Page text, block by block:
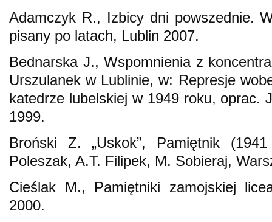
Adamczyk R., Izbicy dni powszednie.
pisany po latach, Lublin 2007.
Bednarska J., Wspomnienia z
Urszulanek w Lublinie, w: Represje
katedrze lubelskiej w 1949 roku, oprac.
1999.
Broński Z. „Uskok”, Pamiętnik
Poleszak, A.T. Filipek, M. Sobieraj,
Cieślak M., Pamiętniki zamojskiej
2000.